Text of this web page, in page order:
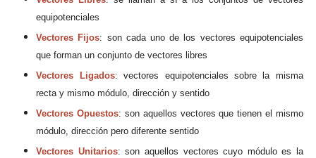
equipotenciales
Vectores Fijos: son cada uno de los vectores equipotenciales
que forman un conjunto de vectores libres
Vectores Ligados: vectores equipotenciales sobre la misma
recta y mismo módulo, dirección y sentido
Vectores Opuestos: son aquellos vectores que tienen el mismo
módulo, direcciónpero diferente sentido
Vectores Unitarios: son aquellos vectores cuyo módulo es la